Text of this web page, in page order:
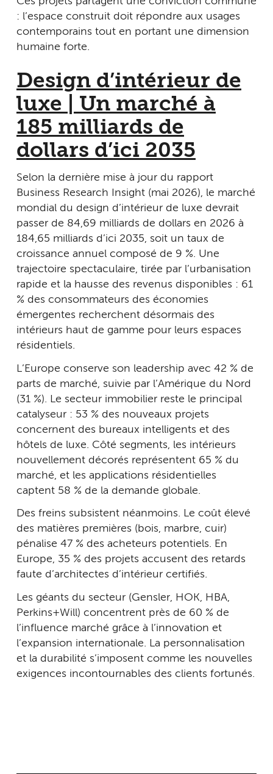
: l’espace construit doit répondre aux usages
contemporains tout en portant une dimension
humaine forte.
Design d’intérieur de
luxe | Un marché à
185 milliards de
dollars d’ici 2035
Selon la dernière mise à jour du rapport
Business Research Insight (mai 2026), le marché
mondial du design d’intérieur de luxe devrait
passer de 84,69 milliards de dollars en 2026 à
184,65 milliards d’ici 2035, soit un taux de
croissance annuel composé de 9 %. Une
trajectoire spectaculaire, tirée par l’urbanisation
rapide et la hausse des revenus disponibles : 61
% des consommateurs des économies
émergentes recherchent désormais des
intérieurs haut de gamme pour leurs espaces
résidentiels.
L’Europe conserve son leadership avec 42 % de
parts de marché, suivie par l’Amérique du Nord
(31 %). Le secteur immobilier reste le principal
catalyseur : 53 % des nouveaux projets
concernent des bureaux intelligents et des
hôtels de luxe. Côté segments, les intérieurs
nouvellement décorés représentent 65 % du
marché, et les applications résidentielles
captent 58 % de la demande globale.
Des freins subsistent néanmoins. Le coût élevé
des matières premières (bois, marbre, cuir)
pénalise 47 % des acheteurs potentiels. En
Europe, 35 % des projets accusent des retards
faute d’architectes d’intérieur certifiés.
Les géants du secteur (Gensler, HOK, HBA,
Perkins+Will) concentrent près de 60 % de
l’influence marché grâce à l’innovation et
l’expansion internationale. La personnalisation
et la durabilité s’imposent comme les nouvelles
exigences incontournables des clients fortunés.